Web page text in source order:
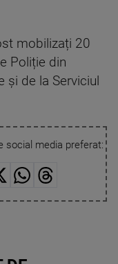
mobilizați 20
Poliție din
și de la Serviciul
social media preferat: